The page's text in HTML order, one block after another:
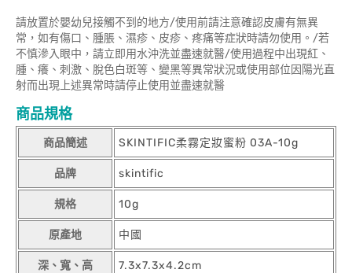
請放置於嬰幼兒接觸不到的地方/使用前請注意確認皮膚有無異
常，如有傷口、腫脹、濕疹、皮疹、疼痛等症狀時請勿使用。/若
不慎滲入眼中，請立即用水沖洗並盡速就醫/使用過程中出現紅、
腫、癢、刺激、脫色白斑等、變黑等異常狀況或使用部位因陽光直
射而出現上述異常時請停止使用並盡速就醫
商品規格
商品簡述 SKINTIFIC柔霧定妝蜜粉 03A-10g
品牌 skintific
規格 10g
原產地 中國
深、寬、高 7.3x7.3x4.2cm